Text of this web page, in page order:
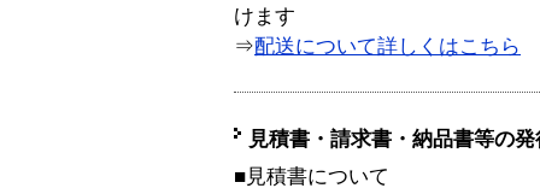
けます
⇒配送について詳しくはこちら
見積書・請求書・納品書等の
■見積書について